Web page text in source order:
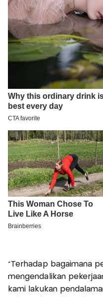
"Terhadap bagaimana
mengendalikan
kami lakukan